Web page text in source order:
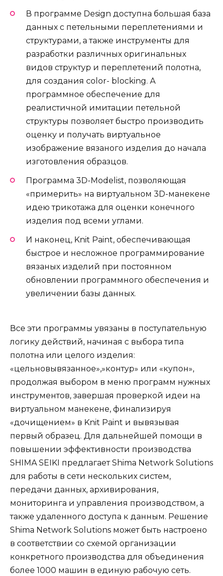
В программе Design доступна большая база
данных с петельными переплетениями и
структурами, а также инструменты для
разработки различных оригинальных
видов структур и переплетений полотна,
для создания color- blocking. А
программное обеспечение для
реалистичной имитации петельной
структуры позволяет быстро производить
оценку и получать виртуальное
изображение вязаного изделия до начала
изготовления образцов.
Программа 3D-Modelist, позволяющая
«примерить» на виртуальном 3D-манекене
идею трикотажа для оценки конечного
изделия под всеми углами.
И наконец, Knit Paint, обеспечивающая
быстрое и несложное программирование
вязаных изделий при постоянном
обновлении программного обеспечения и
увеличении базы данных.
Все эти программы увязаны в поступательную
логику действий, начиная с выбора типа
полотна или целого изделия:
«цельновывязанное»,»контур» или «купон»,
продолжая выбором в меню программ нужных
инструментов, завершая проверкой идеи на
виртуальном манекене, финализируя
«дочищением» в Knit Paint и вывязывая
первый образец. Для дальнейшей помощи в
повышении эффективности производства
SHIMA SEIKI предлагает Shima Network Solutions
для работы в сети нескольких систем,
передачи данных, архивирования,
мониторинга и управления производством, а
также удаленного доступа к данным. Решение
Shima Network Solutions может быть настроено
в соответствии со схемой организации
конкретного производства для объединения
более 1000 машин в единую рабочую сеть.